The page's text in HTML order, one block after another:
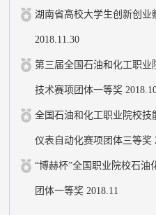
湖南省高校大学生创新创业
2018.11.30
第三届全国石油和化工职业
技术赛项团体一等奖
全国石油和化工职业院校技
仪表自动化赛项团体三等奖
“博赫杯”全国职业院校石油
团体一等奖 2018.11